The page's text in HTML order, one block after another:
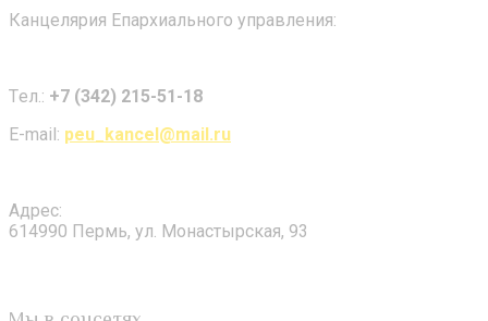
Канцелярия Епархиального управления:
Tел.: +7 (342) 215-51-18
E-mail: peu_kancel@mail.ru
Адрес:
614990 Пермь, ул. Монастырская, 93